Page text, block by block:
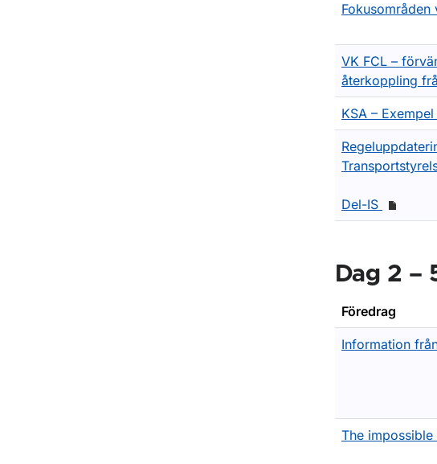
VK FCL –
återkoppling
KSA –
Del-IS
Dag 2 –
Föredrag
Information
The